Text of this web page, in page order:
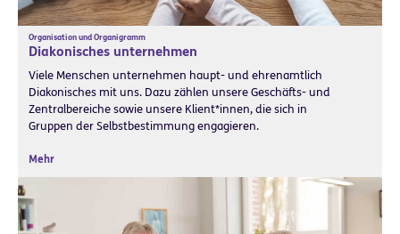
Organisation und Organigramm
Diakonisches unternehmen
Viele Menschen unternehmen haupt- und ehrenamtlich
Diakonisches mit uns. Dazu zählen unsere Geschäfts- und
Zentralbereiche sowie unsere Klient*innen, die sich in
Gruppen der Selbstbestimmung engagieren.
Mehr